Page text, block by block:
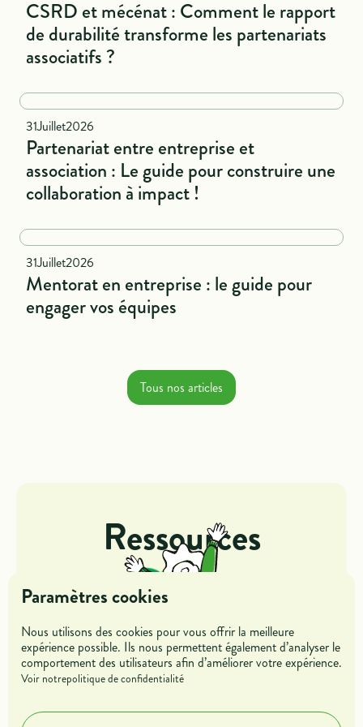
CSRD et mécénat : Comment le rapport
de durabilité transforme les partenariats
associatifs ?
Naional
31Juillet2026
Partenariat entre entreprise et
association : Le guide pour construire une
collaboration à impact !
National
31Juillet2026
Mentorat en entreprise : le guide pour
engager vos équipes
Tous nos articles
Ressources
Jeunes
Entreprises
Mentors &
Paramètres cookies
Nous utilisons des cookies pour vous offrir la meilleure
expérience possible. Ils nous permettent également d’analyser le
comportement des utilisateurs afin d’améliorer votre expérience.
Voir notrepolitique de confidentialité